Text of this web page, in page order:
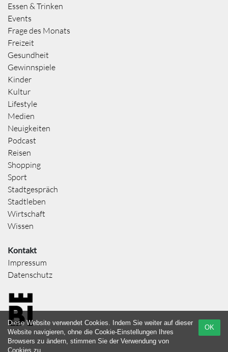
Essen & Trinken
Events
Frage des Monats
Freizeit
Gesundheit
Gewinnspiele
Kinder
Kultur
Lifestyle
Medien
Neuigkeiten
Podcast
Reisen
Shopping
Sport
Stadtgespräch
Stadtleben
Wirtschaft
Wissen
Kontakt
Impressum
Datenschutz
OK
Diese Website verwendet Cookies. Indem Sie weiter auf dieser
Website navigieren, ohne die Cookie-Einstellungen Ihres
Browsers zu ändern, stimmen Sie der Verwendung von
Cookies zu.